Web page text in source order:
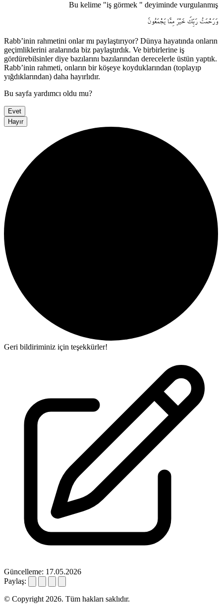
Bu kelime "iş görmek " deyiminde vurgulanmış
وَرَحْمَتُ رَبِّكَ خَيْرٌ مِمَّا يَجْمَعُونَ
Rabb’inin rahmetini onlar mı paylaştırıyor? Dünya hayatında onların
geçimliklerini aralarında biz paylaştırdık. Ve birbirlerine iş
gördürebilsinler diye bazılarını bazılarından derecelerle üstün yaptık.
Rabb’inin rahmeti, onların bir köşeye koyduklarından (toplayıp
yığdıklarından) daha hayırlıdır.
Bu sayfa yardımcı oldu mu?
Evet
Hayır
Geri bildiriminiz için teşekkürler!
Güncelleme: 17.05.2026
Paylaş:
© Copyright 2026. Tüm hakları saklıdır.